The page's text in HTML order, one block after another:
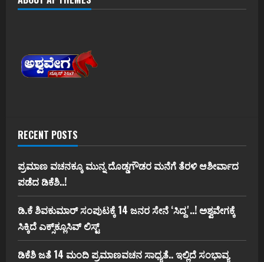
RECENT POSTS
ಪ್ರಮಾಣ ವಚನಕ್ಕೂ ಮುನ್ನ ದೊಡ್ಡಗೌಡರ ಮನೆಗೆ ತೆರಳಿ ಆಶೀರ್ವಾದ
ಪಡೆದ ಡಿಕೆಶಿ..!
ಡಿ.ಕೆ ಶಿವಕುಮಾರ್‌ ಸಂಪುಟಕ್ಕೆ 14 ಜನರ ಸೇನೆ ʻಸಿದ್ದʼ..! ಅಶ್ವವೇಗಕ್ಕೆ
ಸಿಕ್ಕಿದೆ ಎಕ್ಸ್‌ಕ್ಲೂಸಿವ್‌ ಲಿಸ್ಟ್‌
ಡಿಕೆಶಿ ಜತೆ 14 ಮಂದಿ ಪ್ರಮಾಣವಚನ ಸಾಧ್ಯತೆ.. ಇಲ್ಲಿದೆ ಸಂಭಾವ್ಯ